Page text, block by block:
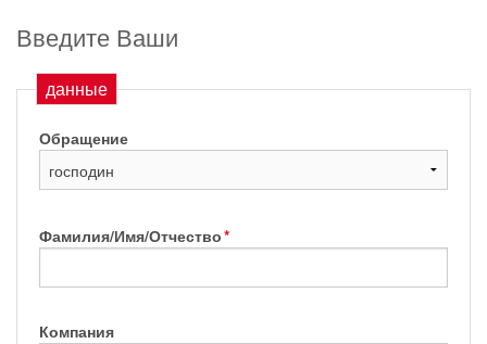
Введите Ваши
данные
Обращение
Фамилия/Имя/Отчество*
Компания